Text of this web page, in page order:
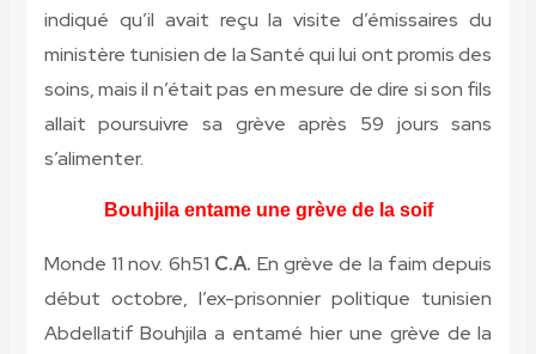
indiqué qu’il avait reçu la visite d’émissaires du
ministère tunisien de la Santé qui lui ont promis des
soins, mais il n’était pas en mesure de dire si son fils
allait poursuivre sa grève après 59 jours sans
s’alimenter.
Bouhjila entame une grève de la soif
Monde 11 nov. 6h51 C.A. En grève de la faim depuis
début octobre, l’ex-prisonnier politique tunisien
Abdellatif Bouhjila a entamé hier une grève de la